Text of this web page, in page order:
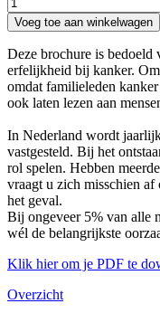
Voeg toe aan winkelwagen
Deze brochure is bedoeld
erfelijkheid bij kanker.
omdat familieleden
ook laten lezen aan
In Nederland wordt
vastgesteld. Bij het
rol spelen. Hebben
vraagt u zich misschien
het geval.
Bij ongeveer 5% van alle
wél de belangrijkste
Klik hier om je PDF te
Overzicht